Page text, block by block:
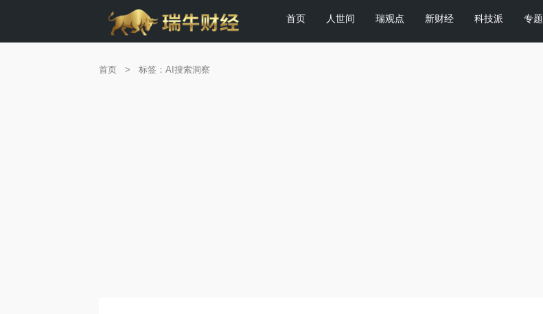
首页 人世间 瑞观点 新财经 科技派 专题
首页 > 标签：AI搜索洞察